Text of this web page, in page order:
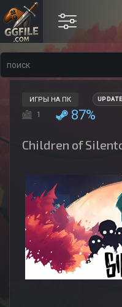
ИГРЫ НА ПК UPDATE
1 87%
Children of